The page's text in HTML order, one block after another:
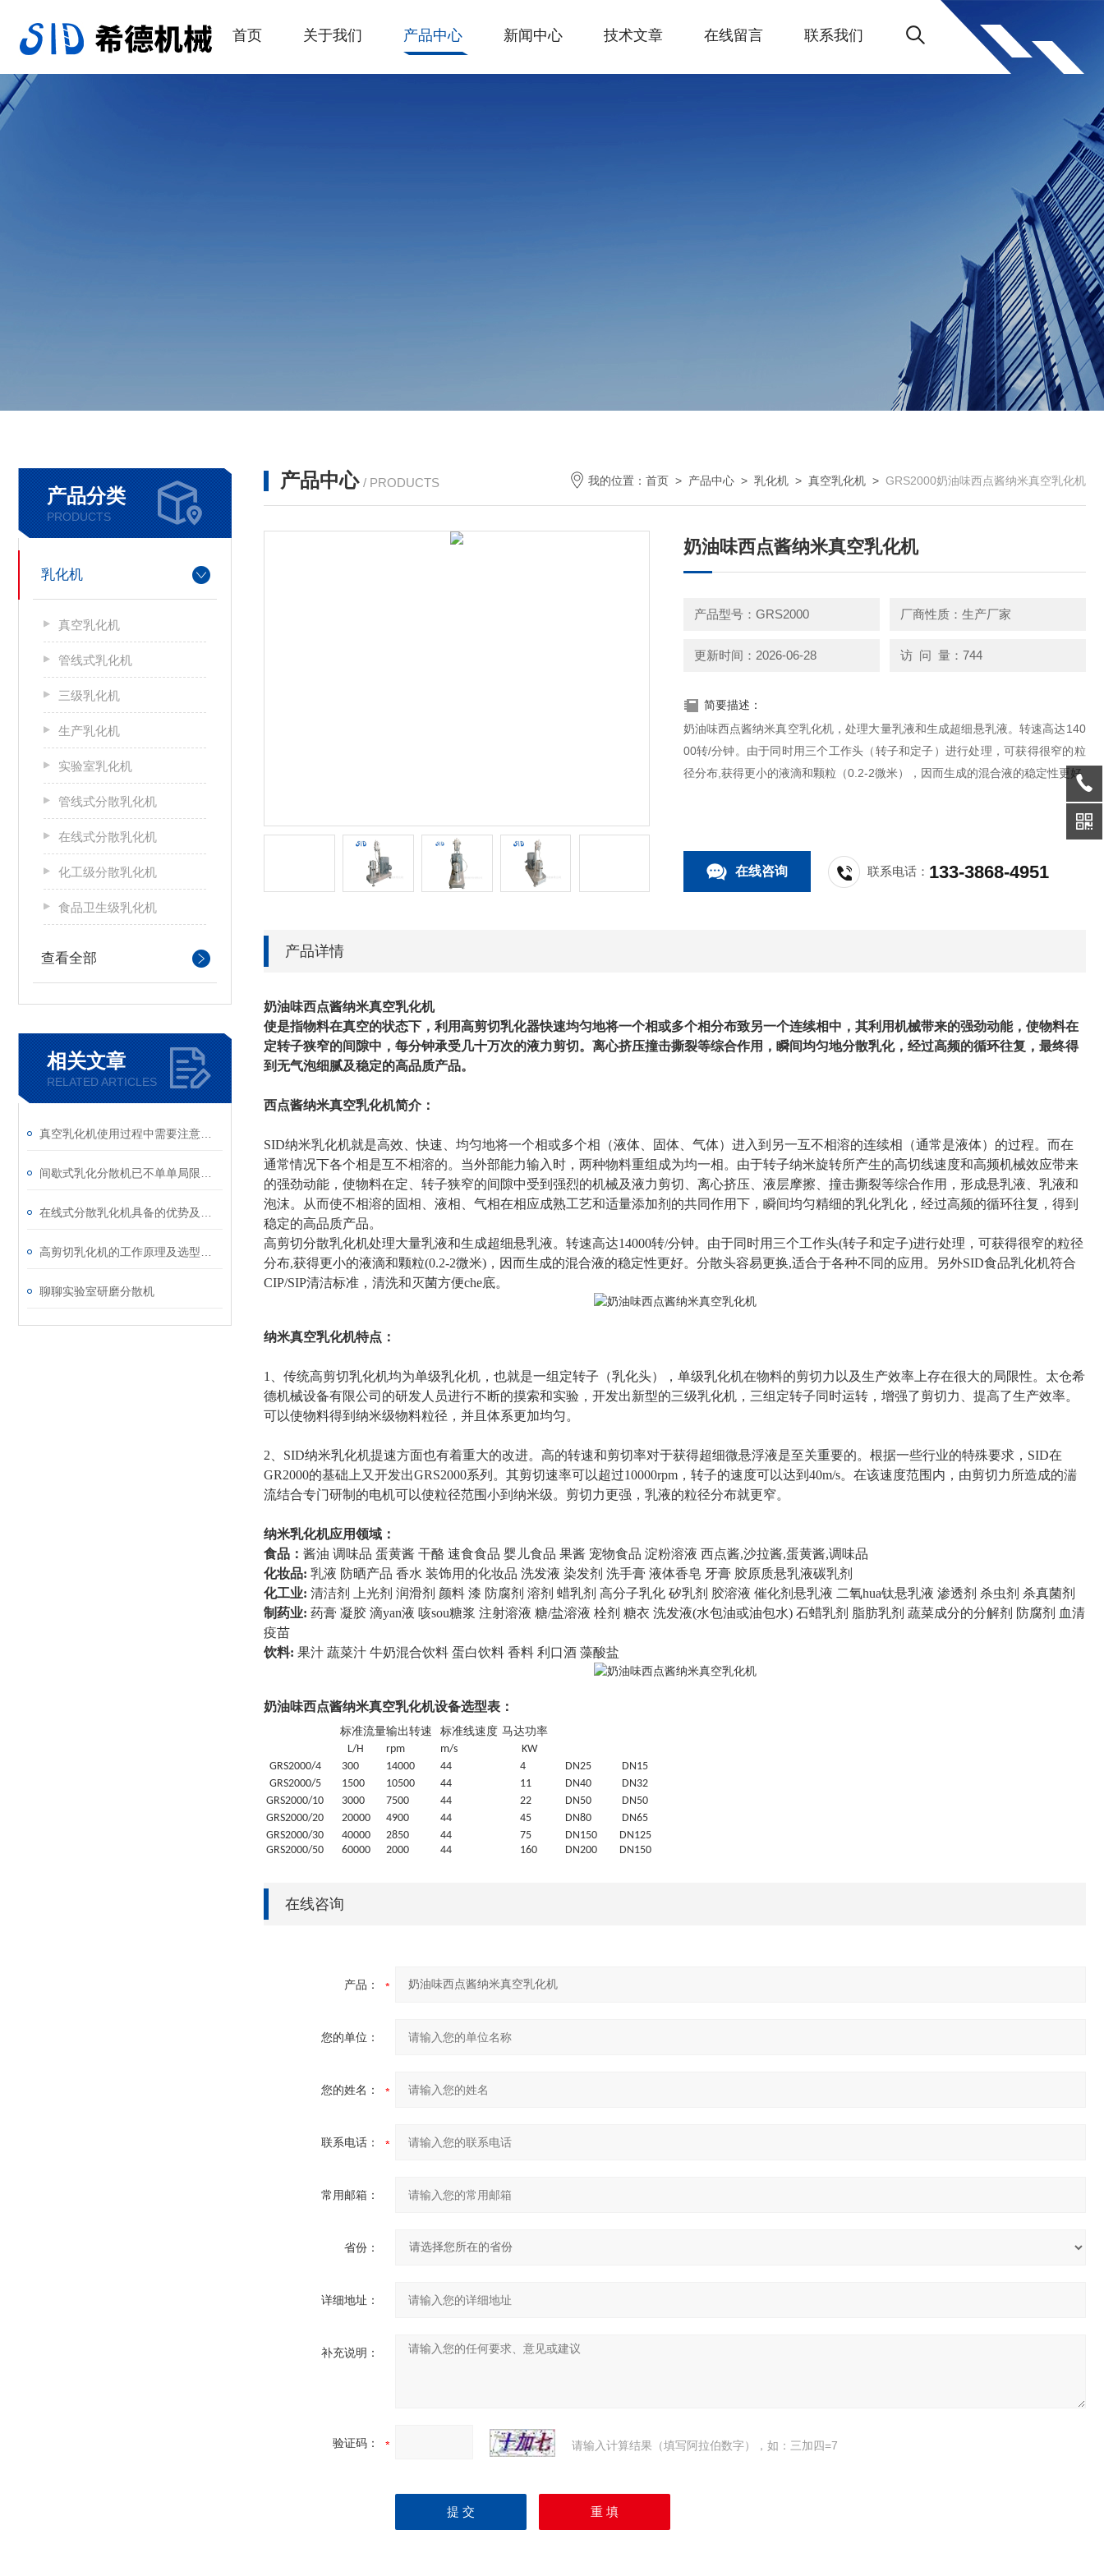
首页 关于我们 产品中心 新闻中心 技术文章 在线留言 联系我们
产品分类
PRODUCTS
乳化机
真空乳化机
管线式乳化机
三级乳化机
生产乳化机
实验室乳化机
管线式分散乳化机
在线式分散乳化机
化工级分散乳化机
食品卫生级乳化机
查看全部
相关文章
RELATED ARTICLES
聊聊实验室研磨分散机
产品中心 / PRODUCTS 我的位置： 首页 > 产品中心 > 乳化机 > 真空乳化机 > GRS2000奶油味西点酱纳米真空乳化机
奶油味西点酱纳米真空乳化机
产品型号：GRS2000 厂商性质：生产厂家
更新时间：2026-06-28 访 问 量：744
简要描述：
奶油味西点酱纳米真空乳化机，处理大量乳液和生成超细悬乳液。转速高达140
00转/分钟。由于同时用三个工作头（转子和定子）进行处理，可获得很窄的粒
径分布,获得更小的液滴和颗粒（0.2-2微米），因而生成的混合液的稳定性更好
在线咨询 联系电话： 133-3868-4951
产品详情
奶油味西点酱纳米真空乳化机
使是指物料在真空的状态下，利用高剪切乳化器快速均匀地将一个相或多个相分布致另一个连续相中，其利用机械带来的强劲动能，使物料在
定转子狭窄的间隙中，每分钟承受几十万次的液力剪切。离心挤压撞击撕裂等综合作用，瞬间均匀地分散乳化，经过高频的循环往复，最终得
到无气泡细腻及稳定的高品质产品。
西点酱纳米真空乳化机简介 ：
SID纳米乳化机就是高效、快速、均匀地将一个相或多个相（液体、固体、气体）进入到另一互不相溶的连续相（通常是液体）的过程。而在
通常情况下各个相是互不相溶的。当外部能力输入时，两种物料重组成为均一相。由于转子纳米旋转所产生的高切线速度和高频机械效应带来
的强劲动能，使物料在定、转子狭窄的间隙中受到强烈的机械及液力剪切、离心挤压、液层摩擦、撞击撕裂等综合作用，形成悬乳液、乳液和
泡沫。从而使不相溶的固相、液相、气相在相应成熟工艺和适量添加剂的共同作用下，瞬间均匀精细的乳化乳化，经过高频的循环往复，得到
稳定的高品质产品。
高剪切分散乳化机处理大量乳液和生成超细悬乳液。转速高达14000转/分钟。由于同时用三个工作头(转子和定子)进行处理，可获得很窄的粒径
分布,获得更小的液滴和颗粒(0.2-2微米)，因而生成的混合液的稳定性更好。分散头容易更换,适合于各种不同的应用。另外SID食品乳化机符合
CIP/SIP清洁标准，清洗和灭菌方便che底。
纳米真空乳化机特点 ：
1、传统高剪切乳化机均为单级乳化机，也就是一组定转子（乳化头），单级乳化机在物料的剪切力以及生产效率上存在很大的局限性。太仓希
德机械设备有限公司的研发人员进行不断的摸索和实验，开发出新型的三级乳化机，三组定转子同时运转，增强了剪切力、提高了生产效率。
可以使物料得到纳米级物料粒径，并且体系更加均匀。
2、 SID纳米乳化机提速方面也有着重大的改进。高的转速和剪切率对于获得超细微悬浮液是至关重要的。根据一些行业的特殊要求， SID在
GR2000的基础上又开发出GRS2000系列。其剪切速率可以超过10000rpm，转子的速度可以达到40m/s。在该速度范围内，由剪切力所造成的湍
流结合专门研制的电机可以使粒径范围小到纳米级。剪切力更强，乳液的粒径分布就更窄。
纳米乳化机应用领域：
食品： 酱油 调味品 蛋黄酱 干酪 速食食品 婴儿食品 果酱 宠物食品 淀粉溶液 西点酱,沙拉酱,蛋黄酱,调味品
化妆品: 乳液 防晒产品 香水 装饰用的化妆品 洗发液 染发剂 洗手膏 液体香皂 牙膏 胶原质悬乳液碳乳剂
化工业: 清洁剂 上光剂 润滑剂 颜料 漆 防腐剂 溶剂 蜡乳剂 高分子乳化 矽乳剂 胶溶液 催化剂悬乳液 二氧hua钛悬乳液 渗透剂 杀虫剂 杀真菌剂
制药业: 药膏 凝胶 滴yan液 咳sou糖浆 注射溶液 糖/盐溶液 栓剂 糖衣 洗发液(水包油或油包水) 石蜡乳剂 脂肪乳剂 蔬菜成分的分解剂 防腐剂 血清
疫苗
饮料: 果汁 蔬菜汁 牛奶混合饮料 蛋白饮料 香料 利口酒 藻酸盐
奶油味西点酱纳米真空乳化机设备选型表：
标准流量输出转速 标准线速度 马达功率
L/H
rpm m/s
KW
GRS2000/4 300 14000 44 4 DN25
DN15
GRS2000/5 1500 10500 44 11 DN40
DN32
GRS2000/10 3000 7500 44 22 DN50
DN50
GRS2000/20 20000 4900 44 45 DN80
DN65
GRS2000/30 40000 2850 44 75 DN150
DN125
GRS2000/50 60000 2000 44 160 DN200 DN150
在线咨询
产品：
您的单位：
您的姓名：
联系电话：
常用邮箱：
省份：
详细地址：
补充说明：
验证码： 请输入计算结果（填写阿拉伯数字），如：三加四=7